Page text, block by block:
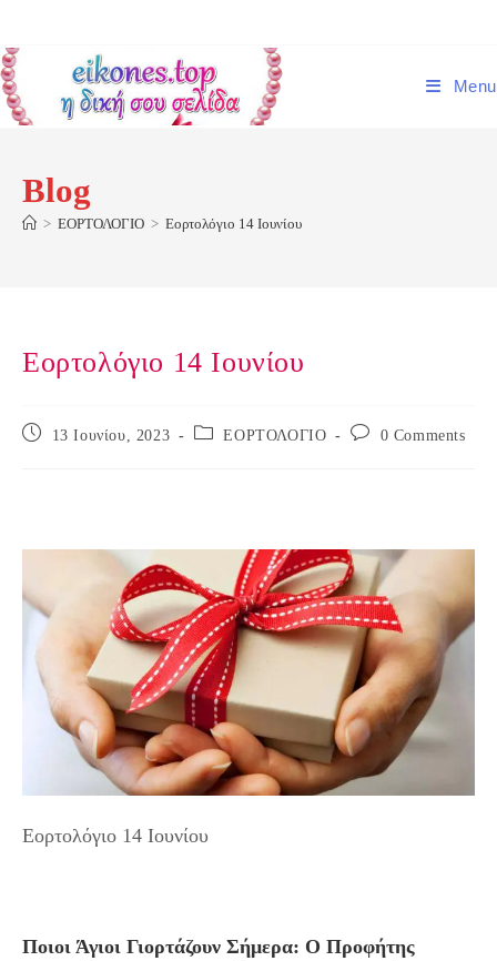
content
Menu
Blog
> ΕΟΡΤΟΛΟΓΙΟ > Εορτολόγιο 14 Ιουνίου
Εορτολόγιο 14 Ιουνίου
Post
13 Ιουνίου, 2023
Post ΕΟΡΤΟΛΟΓΙΟ
Post
0 Comments
Εορτολόγιο 14 Ιουνίου
Ποιοι Άγιοι Γιορτάζουν Σήμερα: Ο Προφήτης